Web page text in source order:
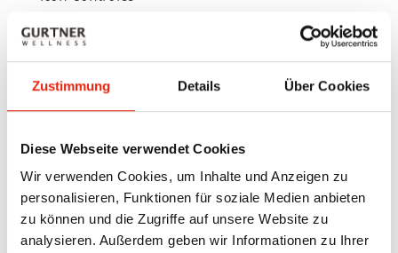
Zustimmung Details Über Cookies
Diese Webseite verwendet Cookies
Wir verwenden Cookies, um Inhalte und Anzeigen zu
personalisieren, Funktionen für soziale Medien anbieten
zu können und die Zugriffe auf unsere Website zu
analysieren. Außerdem geben wir Informationen zu Ihrer
icon eco 1 – Control individual
icon 4 TOUCH – para hasta 4 reflectores
Más